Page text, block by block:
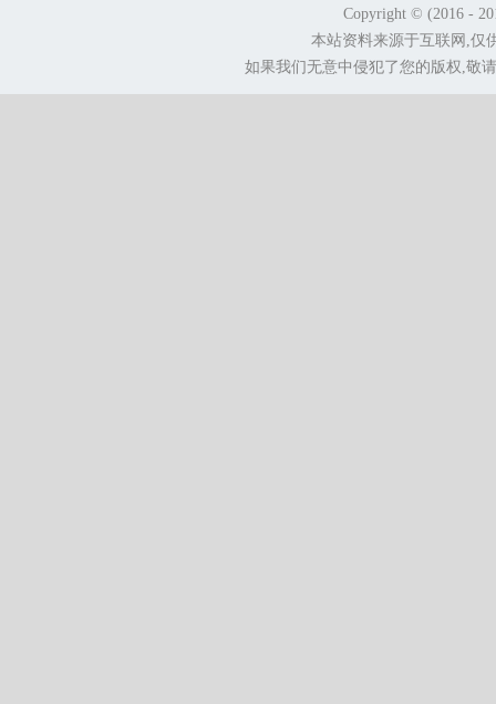
Copyright © (2016 -
本站资料来源于互联网,仅
如果我们无意中侵犯了您的版权,敬